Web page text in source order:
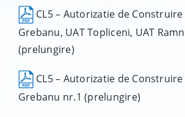
CL5 – Autorizatie de Construire
Grebanu, UAT Topliceni, UAT
(prelungire)
CL5 – Autorizatie de Construire
Grebanu nr.1 (prelungire)